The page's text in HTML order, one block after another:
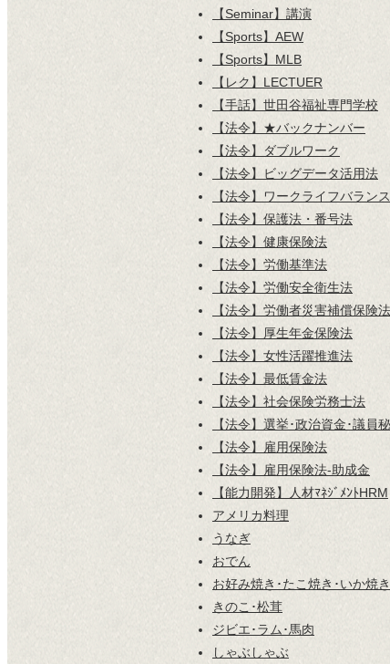
【Seminar】講演
【Sports】AEW
【Sports】MLB
【レク】LECTUER
【手話】世田谷福祉専門学校
【法令】★バックナンバー
【法令】ダブルワーク
【法令】ビッグデータ活用法
【法令】ワークライフバランス
【法令】保護法・番号法
【法令】健康保険法
【法令】労働基準法
【法令】労働安全衛生法
【法令】労働者災害補償保険法
【法令】厚生年金保険法
【法令】女性活躍推進法
【法令】最低賃金法
【法令】社会保険労務士法
【法令】選挙･政治資金･議員
【法令】雇用保険法
【法令】雇用保険法-助成金
【能力開発】人材ﾏﾈｼﾞﾒﾝﾄHRM
アメリカ料理
うなぎ
おでん
お好み焼き･たこ焼き･いか焼き
きのこ･松茸
ジビエ･ラム･馬肉
しゃぶしゃぶ